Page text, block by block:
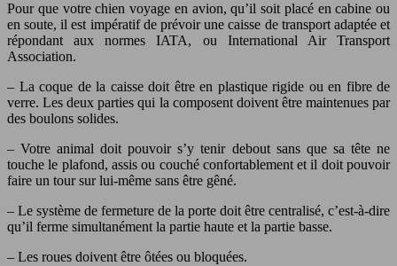
Pour que votre chien voyage en avion, qu’il soit placé en cabine ou
en soute, il est impératif de prévoir une caisse de transport adaptée et
répondant aux normes IATA, ou International Air Transport
Association.
– La coque de la caisse doit être en plastique rigide ou en fibre de
verre. Les deux parties qui la composent doivent être maintenues par
des boulons solides.
– Votre animal doit pouvoir s’y tenir debout sans que sa tête ne
touche le plafond, assis ou couché confortablement et il doit pouvoir
faire un tour sur lui-même sans être gêné.
– Le système de fermeture de la porte doit être centralisé, c’est-à-dire
qu’il ferme simultanément la partie haute et la partie basse.
– Les roues doivent être ôtées ou bloquées.